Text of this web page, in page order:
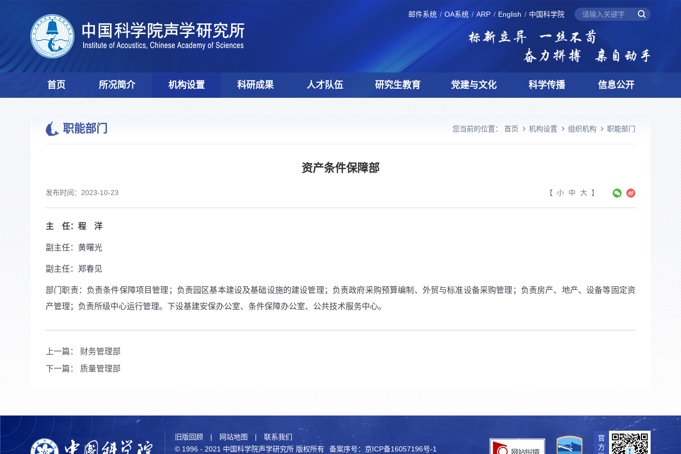
邮件系统 OA系统 ARP English 中国科学院
首页 所况简介 机构设置 科研成果 人才队伍 研究生教育 党建与文化 科学传播 信息公开
职能部门 您当前的位置： 首页 机构设置 组织机构 职能部门
资产条件保障部
发布时间：2023-10-23 【 小 中 大 】
主 任：程 洋
副主任：黄曙光
副主任：郑春见
部门职责：负责条件保障项目管理；负责园区基本建设及基础设施的建设管理；负责政府采购预算编制、外贸与标准设备采购管理；负责房产、地产、设备等固定资
产管理；负责所级中心运行管理。下设基建安保办公室、条件保障办公室、公共技术服务中心。
上一篇：
财务管理部
下一篇：
质量管理部
旧版回顾 | 网站地图 |
联系我们
© 1996 - 2021 中国科学院声学研究所 版权所有
备案序号：京ICP备16057196号-1
官
方